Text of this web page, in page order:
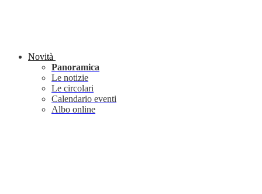
Novità
Panoramica
Le notizie
Le circolari
Calendario eventi
Albo online